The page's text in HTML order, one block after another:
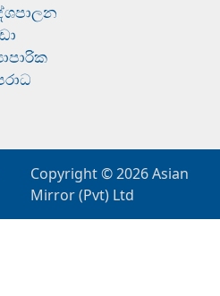
Copyright © 2026Asian
Mirror (Pvt) Ltd